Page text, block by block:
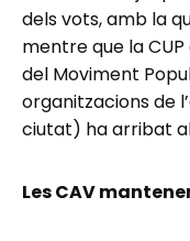
dels vots, amb la
mentre que la
del Moviment
organitzacions de
ciutat) ha arribat al
Les CAV